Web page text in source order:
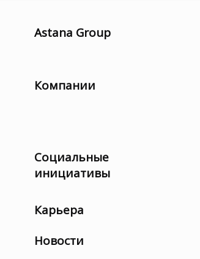
Astana Group
Компании
Социальные
инициативы
Карьера
Новости